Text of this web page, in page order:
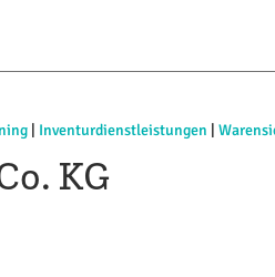
Inventurdienstleistungen |
KG